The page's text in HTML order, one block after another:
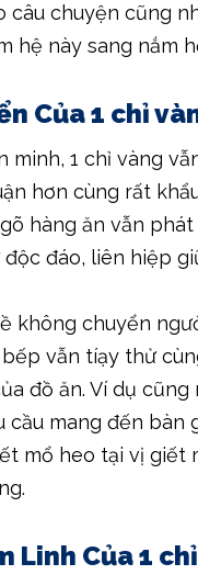
câu chuyện cũng
hệ này sang nắm
Của 1 chỉ
minh, 1 chỉ vàng
hơn cùng rất
hàng ăn vẫn
đáo, liên hiệp
không chuyển
vẫn tíạy thử
đồ ăn. Ví dụ
cầu mang đến bàn
mổ heo tại vị giết
Linh Của 1